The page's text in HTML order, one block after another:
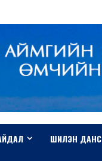
ШИЛЭН ДАНС